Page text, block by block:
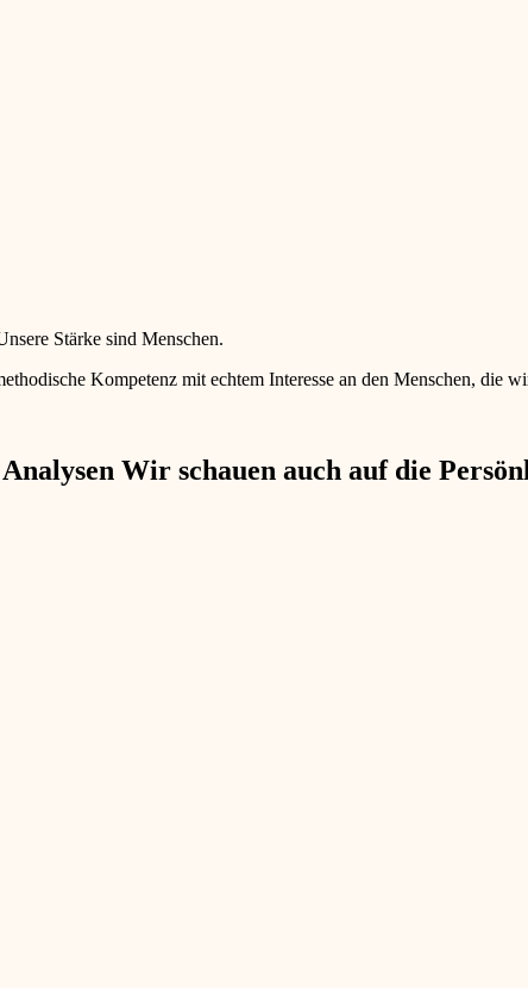
Stärke sind Menschen.
Kompetenz mit echtem Interesse an den Menschen, die
Wir schauen auch auf die